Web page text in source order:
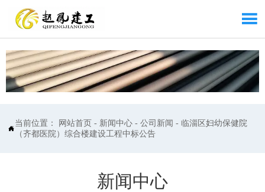


当前位置： 网站首页 - 新闻中心 -公司新闻 -临淄区妇幼保健院
（齐都医院）综合楼建设工程中标公告
新闻中心